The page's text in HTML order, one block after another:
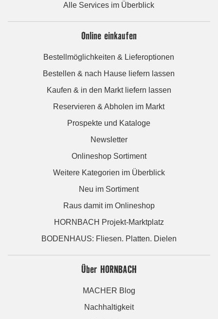
Alle Services im Überblick
Online einkaufen
Bestellmöglichkeiten & Lieferoptionen
Bestellen & nach Hause liefern lassen
Kaufen & in den Markt liefern lassen
Reservieren & Abholen im Markt
Prospekte und Kataloge
Newsletter
Onlineshop Sortiment
Weitere Kategorien im Überblick
Neu im Sortiment
Raus damit im Onlineshop
HORNBACH Projekt-Marktplatz
BODENHAUS: Fliesen. Platten. Dielen
Über HORNBACH
MACHER Blog
Nachhaltigkeit